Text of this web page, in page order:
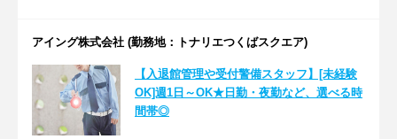
アイング株式会社 (勤務地：トナリエつくばスクエア)
【入退館管理や受付警備スタッフ】[未経験
OK]週1日～OK★日勤・夜勤など、選べる時
間帯◎